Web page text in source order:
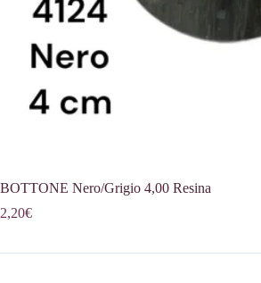
BOTTONE Nero/Grigio 4,00 Resina
2,20€